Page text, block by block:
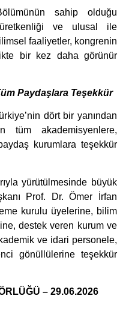
sahip olduğu
ve ulusal ile
faaliyetler, kongrenin
bir kez daha görünür
Paydaşlara Teşekkür
dört bir yanından
tüm akademisyenlere,
kurumlara teşekkür
yürütülmesinde büyük
Prof. Dr. Ömer İrfan
kurulu üyelerine, bilim
destek veren kurum ve
ve idari personele,
gönüllülerine teşekkür
– 29.06.2026